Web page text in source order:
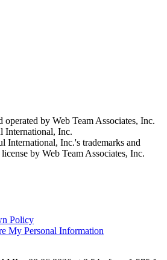
by Web Team Associates, Inc.
International, Inc.
International, Inc.'s trademarks and
by Web Team Associates, Inc.
Policy
My Personal Information